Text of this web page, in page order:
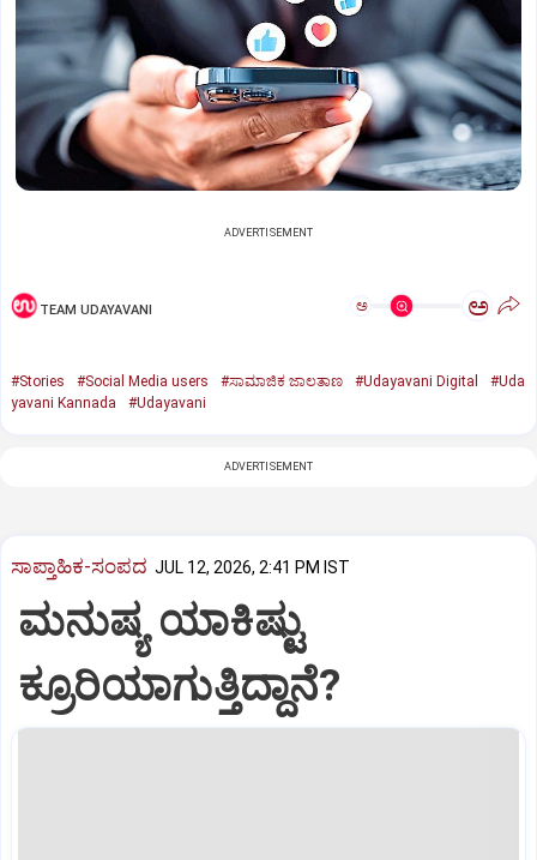
ADVERTISEMENT
TEAM UDAYAVANI ಅ ಅ
#Stories #Social Media users #ಸಾಮಾಜಿಕ ಜಾಲತಾಣ #Udayavani Digital
#Uda
yavani Kannada
#Udayavani
ADVERTISEMENT
ಸಾಪ್ತಾಹಿಕ-ಸಂಪದ JUL 12, 2026, 2:41 PM IST
ಮನುಷ್ಯ ಯಾಕಿಷ್ಟು
ಕ್ರೂರಿಯಾಗುತ್ತಿದ್ದಾನೆ?